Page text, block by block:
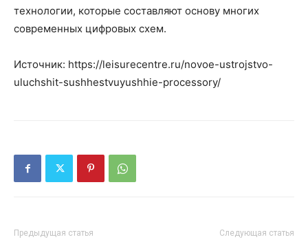
технологии, которые составляют основу многих
современных цифровых схем.
Источник: https://leisurecentre.ru/novoe-ustrojstvo-
uluchshit-sushhestvuyushhie-processory/
Предыдущая статья Следующая статья